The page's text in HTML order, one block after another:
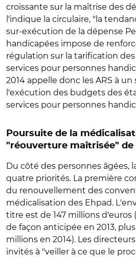
croissante sur la maîtrise des
l'indique la circulaire, "la
sur-exécution de la dépense
handicapées impose de
régulation sur la tarification
services pour personnes
2014 appelle donc les ARS à
l'exécution des budgets des
services pour personnes
Poursuite de la
"réouverture maîtrisée"
Du côté des personnes âgées,
quatre priorités. La première
du renouvellement des
médicalisation des Ehpad.
titre est de 147 millions d'euros
de façon anticipée en 2013,
millions en 2014). Les
invités à "veiller à ce que le